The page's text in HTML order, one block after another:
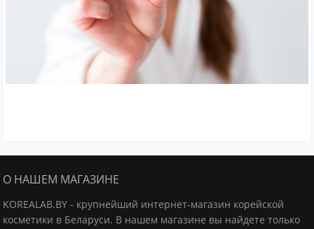
О НАШЕМ МАГАЗИНЕ
KOREALAB.BY - крупнейший интернет-магазин корейской
косметики в Беларуси. В нашем магазине вы найдете только